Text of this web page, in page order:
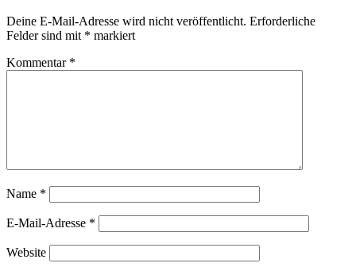
Deine E-Mail-Adresse wird nicht veröffentlicht. Erforderliche
Felder sind mit * markiert
Kommentar *
Name *
E-Mail-Adresse *
Website